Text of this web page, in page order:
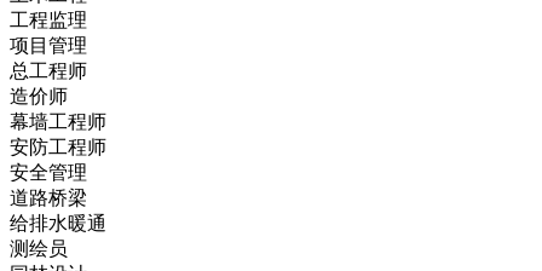
工程监理
项目管理
总工程师
造价师
幕墙工程师
安防工程师
安全管理
道路桥梁
给排水暖通
测绘员